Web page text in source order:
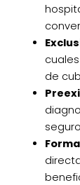
de